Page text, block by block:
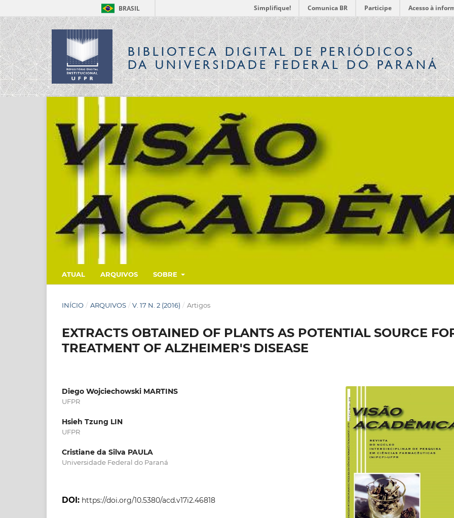
BRASIL Simplifique! Comunica BR Participe Acesso à
BIBLIOTECA DIGITALDE PERIÓDICOS
DA UNIVERSIDADE FEDERAL DO PARANÁ
ATUAL ARQUIVOS SOBRE
INÍCIO / ARQUIVOS / V. 17 N. 2 (2016) / Artigos
EXTRACTS OBTAINED OF PLANTS AS POTENTIAL SOURCE
TREATMENT OF ALZHEIMER'S DISEASE
Diego Wojciechowski MARTINS
UFPR
Hsieh Tzung LIN
UFPR
Cristiane da Silva PAULA
Universidade Federal do Paraná
DOI: https://doi.org/10.5380/acd.v17i2.46818